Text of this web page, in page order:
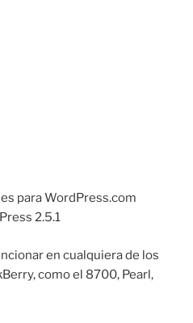
para WordPress.com
2.5.1
en cualquiera de los
como el 8700, Pearl,